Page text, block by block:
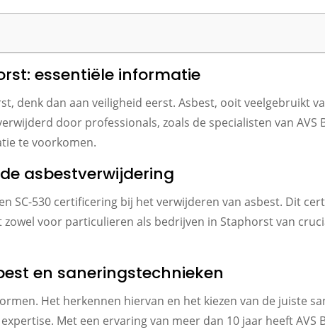
essentiële informatie
denk dan aan veiligheid eerst. Asbest, ooit veelgebruikt
door professionals, zoals de specialisten van AVS
te voorkomen.
asbestverwijdering
SC-530 certificering bij het verwijderen van asbest. Dit
voor particulieren als bedrijven in Staphorst van
en saneringstechnieken
Het herkennen hiervan en het kiezen van de juiste
Met een ervaring van meer dan 10 jaar heeft AVS